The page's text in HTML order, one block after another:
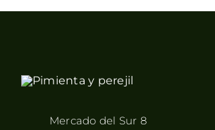
Mercado del Sur 8